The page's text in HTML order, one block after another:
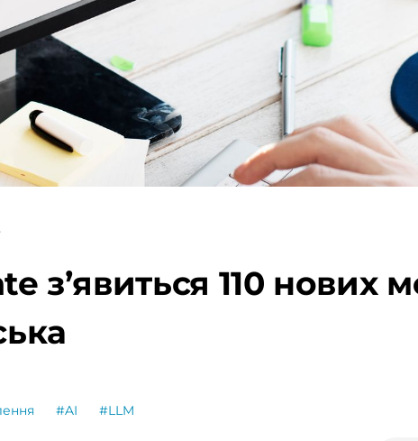
з’явиться 110 нових
#AI #LLM